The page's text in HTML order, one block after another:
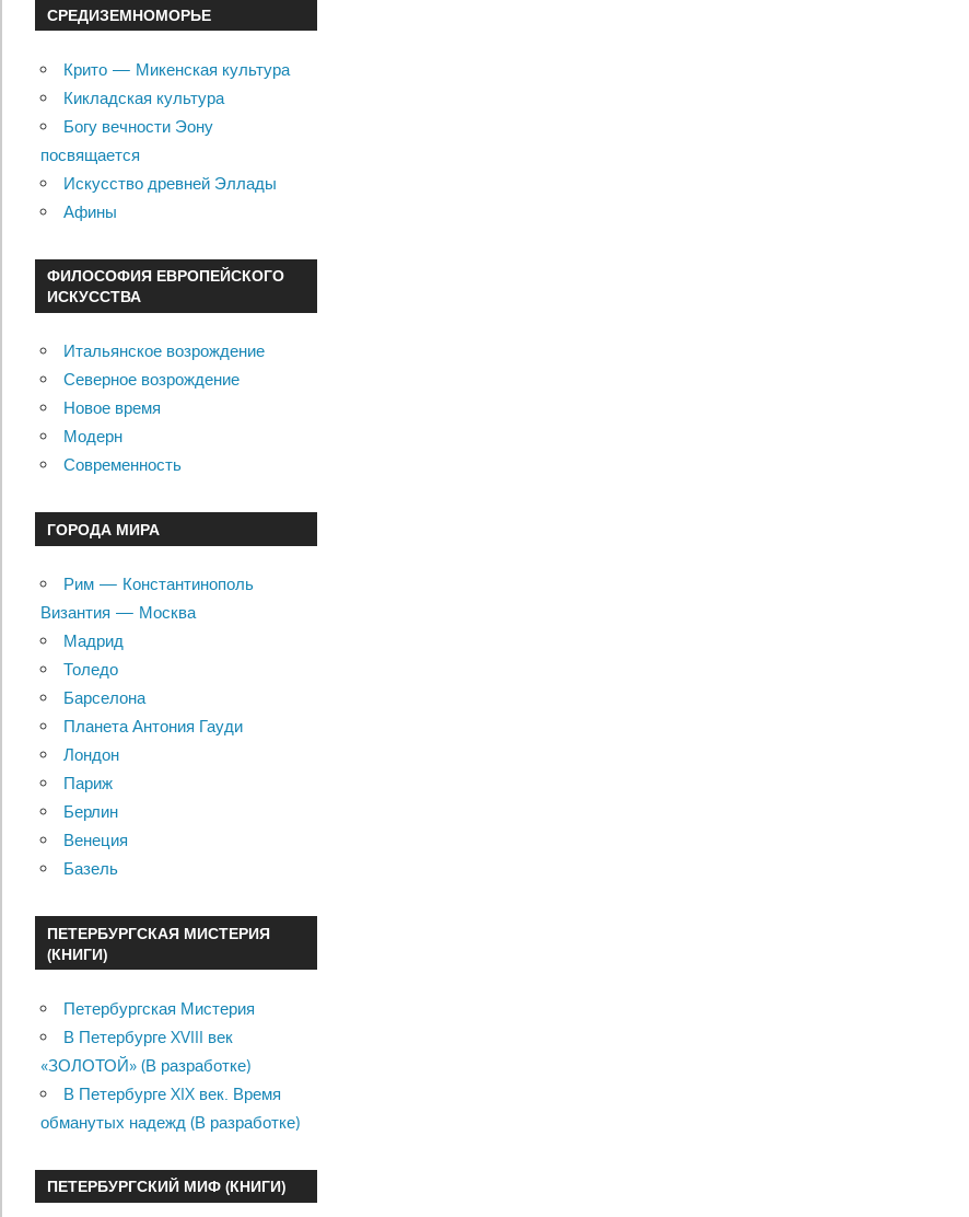
СРЕДИЗЕМНОМОРЬЕ
Крито — Микенская культура
Кикладская культура
Богу вечности Эону
посвящается
Искусство древней Эллады
Афины
ФИЛОСОФИЯ ЕВРОПЕЙСКОГО
ИСКУССТВА
Итальянское возрождение
Северное возрождение
Новое время
Модерн
Современность
ГОРОДА МИРА
Рим — Константинополь
Византия — Москва
Мадрид
Толедо
Барселона
Планета Антония Гауди
Лондон
Париж
Берлин
Венеция
Базель
ПЕТЕРБУРГСКАЯ МИСТЕРИЯ
(КНИГИ)
Петербургская Мистерия
В Петербурге XVIII век
«ЗОЛОТОЙ» (В разработке)
В Петербурге XIX век. Время
обманутых надежд (В разработке)
ПЕТЕРБУРГСКИЙ МИФ (КНИГИ)